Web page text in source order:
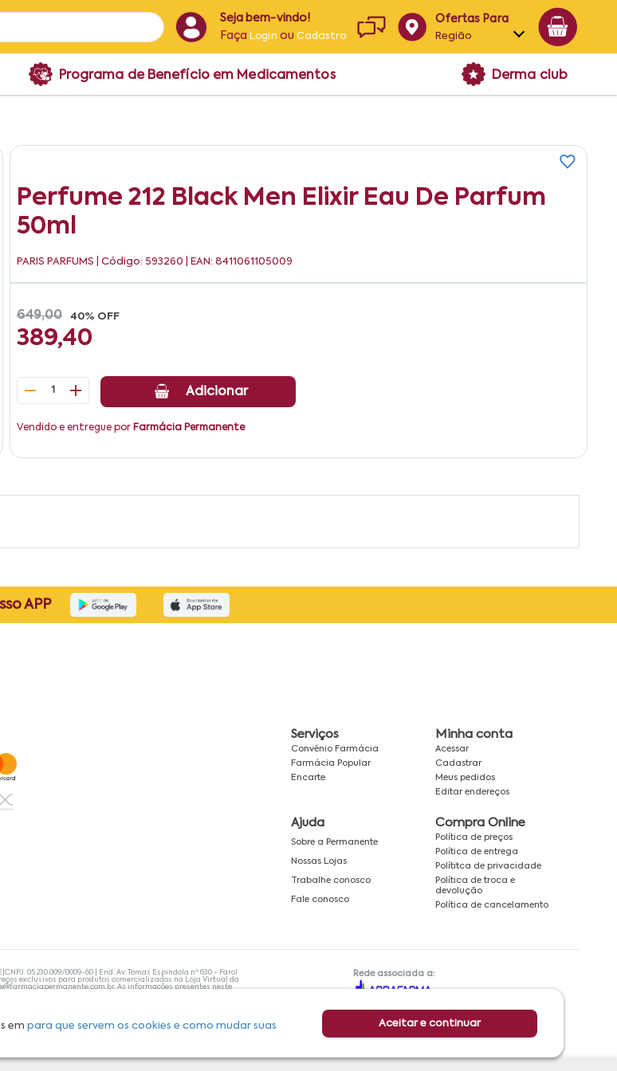
Seja bem-vindo!
Faça Login ouCadastro
Ofertas Para
Região
Alagoas
Programa de Benefício em Medicamentos Derma club
Perfume 212 Black Men Elixir Eau De Parfum
50ml
PARIS PARFUMS | Código: 593260 | EAN: 8411061105009
649,00 40% OFF
389,40
1 Adicionar
Vendido e entregue por Farmácia Permanente
empara que servem os cookies e como mudar suas
Aceitar e continuar
APP
Serviços
Convênio Farmácia
Farmácia Popular
Encarte
Minha conta
Acessar
Cadastrar
Meus pedidos
Editar endereços
Ajuda
Sobre a Permanente
Nossas Lojas
Trabalhe conosco
Fale conosco
Compra Online
Política de preços
Política de entrega
Polítitca de privacidade
Política de troca e
devolução
Política de cancelamento
05.230.009/0009-60 | End: Av. Tomas Espindola nº 630 - Farol
exclusivos para produtos comercializados na Loja Virtual da
. As informações presentes neste
da área médica. Apenas o médico está capacitado para
ser consultado. A Farmácia Permanente trabalha com as
privacidade e a segurança dos clientes são compromissos da
nosso estoque.
Rede associada a: